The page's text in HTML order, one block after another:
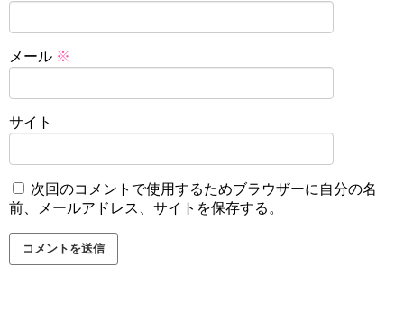
メール ※
サイト
次回のコメントで使用するためブラウザーに自分の名
前、メールアドレス、サイトを保存する。